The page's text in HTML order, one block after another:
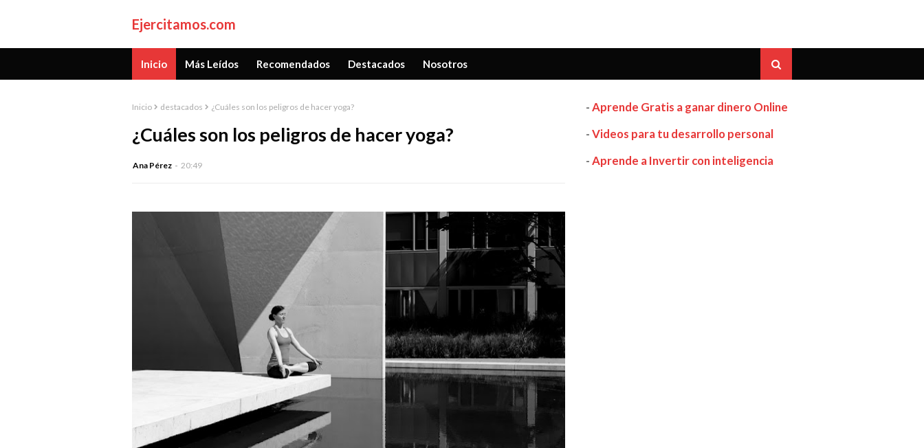
Ejercitamos.com
Inicio Más Leídos Recomendados Destacados Nosotros
Inicio destacados ¿Cuáles son los peligros de hacer yoga?
¿Cuáles son los peligros de hacer yoga?
Ana Pérez 20:49
-Aprende Gratis a ganar dinero Online
-Videos para tu desarrollo personal
-Aprende a Invertir con inteligencia